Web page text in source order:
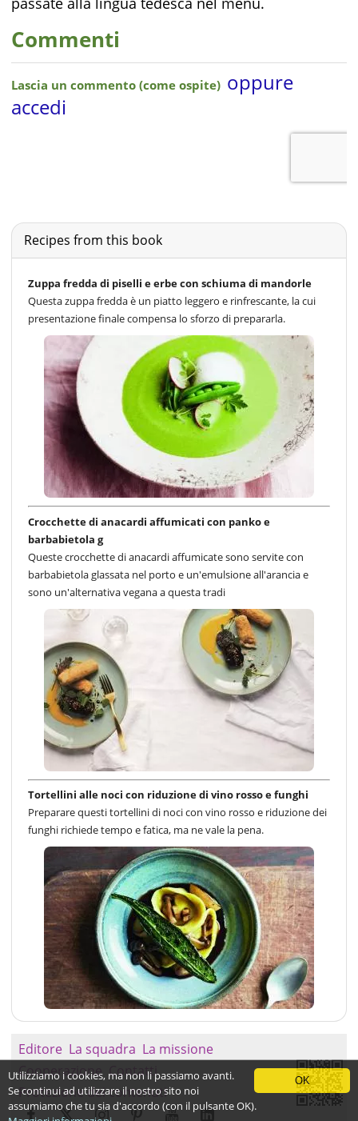
Commenti
Recipes from this book
Zuppa fredda di piselli e erbe con schiuma di mandorle
Questa zuppa fredda è un piatto leggero e rinfrescante, la cui
presentazione finale compensa lo sforzo di prepararla.
Crocchette di anacardi affumicati con panko e
barbabietola g
Queste crocchette di anacardi affumicate sono servite con
barbabietola glassata nel porto e un'emulsione all'arancia e
sono un'alternativa vegana a questa tradi
Tortellini alle noci con riduzione di vino rosso e funghi
Preparare questi tortellini di noci con vino rosso e riduzione dei
funghi richiede tempo e fatica, ma ne vale la pena.
Editore La squadra La missione
Cooperazione Contatti
Protezione dei contenuti
OK
Utilizziamo i cookies, ma non li passiamo avanti.
Se continui ad utilizzare il nostro sito noi
assumiamo che tu sia d'accordo (con il pulsante OK).